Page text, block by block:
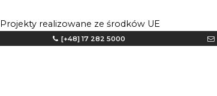
Projekty realizowane ze środków UE
[+48] 17 282 5000